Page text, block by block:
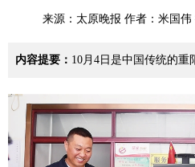
经济 关注
纵横 曝光
旅游 理财
看天下 晋月读
来源： 太原晚报 作者：米国伟
内容提要： 10月4日是中国传统的重